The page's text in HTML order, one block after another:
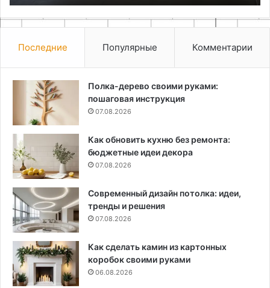
Последние Популярные Комментарии
Полка-дерево своими руками:
пошаговая инструкция
07.08.2026
Как обновить кухню без ремонта:
бюджетные идеи декора
07.08.2026
Современный дизайн потолка: идеи,
тренды и решения
07.08.2026
Как сделать камин из картонных
коробок своими руками
06.08.2026